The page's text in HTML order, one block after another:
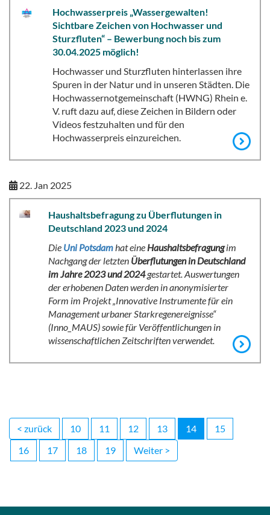
Hochwasserpreis „Wassergewalten!
Sichtbare Zeichen von Hochwasser und
Sturzfluten“ – Bewerbung noch bis zum
30.04.2025 möglich!
Hochwasser und Sturzfluten hinterlassen ihre
Spuren in der Natur und in unseren Städten. Die
Hochwassernotgemeinschaft (HWNG) Rhein e.
V. ruft dazu auf, diese Zeichen in Bildern oder
Videos festzuhalten und für den
Hochwasserpreis einzureichen.
22. Jan 2025
Haushaltsbefragung zu Überflutungen in
Deutschland 2023 und 2024
Die Uni Potsdamhat eine Haushaltsbefragungim
Nachgang der letzten Überflutungen in Deutschland
im Jahre 2023 und 2024gestartet. Auswertungen
der erhobenen Daten werden in anonymisierter
Form im Projekt „Innovative Instrumente für ein
Management urbaner Starkregenereignisse“
(Inno_MAUS) sowie für Veröffentlichungen in
wissenschaftlichen Zeitschriften verwendet.
< zurück 10 11 12 13 14
15
16
17 18 19 Weiter >